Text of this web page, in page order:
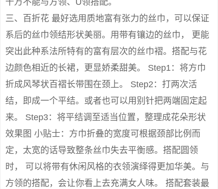
千万不能与方领、U领搭配。
三、百折花 最好选用质地富有张力的丝巾，可以保证
系后的丝巾领结形状美丽。用带有镶边的丝巾， 更能
突出此种系法所特有的富有层次的丝巾褶。搭配与花
边颜色相近的长裙，更显娇柔甜美。 Step1：将方巾
折成风琴状百褶长带围在颈上。 Step2：打两次活
结，即成一个平结。或者也可以用别针把两端固定起
来。 Step3：将平结调至适当位置，整理成花朵形状
效果图 小贴士：方巾折叠的宽度可根据颈部比例而
定，太宽的话导致整条丝巾失去平衡感。搭配圆领
时， 可以将带有休闲风格的衣领演绎得更加华美。与
方领的搭配，会让你看上去充满女人味。 搭配套装最